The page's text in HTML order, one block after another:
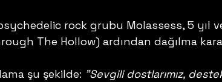
rock grubu Molassess, 5 yıl
The Hollow) ardından dağılma
şu şekilde: "Sevgili dostlarımız,